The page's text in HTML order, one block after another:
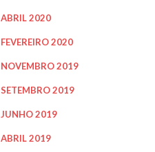
ABRIL 2020
FEVEREIRO 2020
NOVEMBRO 2019
SETEMBRO 2019
JUNHO 2019
ABRIL 2019